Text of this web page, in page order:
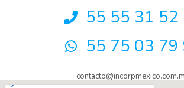
55 55 31 52
55 75 03 79